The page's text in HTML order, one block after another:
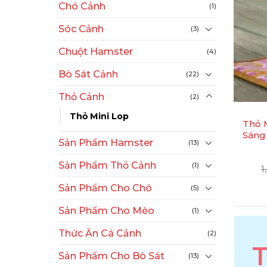
Chó Cảnh (1)
Sóc Cảnh (3)
Chuột Hamster (4)
Bò Sát Cảnh (22)
Thỏ Cảnh (2)
Thỏ Mini Lop
Sản Phẩm Hamster (13)
Sản Phẩm Thỏ Cảnh (1)
Sản Phẩm Cho Chó (5)
Sản Phẩm Cho Mèo (1)
Thức Ăn Cá Cảnh (2)
Sản Phẩm Cho Bò Sát (13)
+
Thỏ